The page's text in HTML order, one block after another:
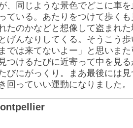
、同じような景色でどこに車
ている。あたりをつけて歩く
たのかなどと想像して盗まれ
げんなりしてくる。そうこう
では来てないよー」と思いま
つけるたびに近寄って中を見
びにがっくり。まあ最後には
回っていい運動になりました。